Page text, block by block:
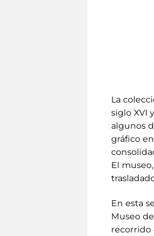
La
siglo XVI
algunos
gráfico
El
En esta
Museo
recorrido